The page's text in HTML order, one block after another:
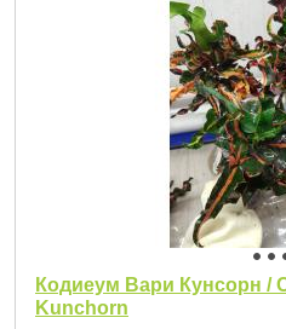
Кодиеум Вари Кунсорн /
Kunchorn